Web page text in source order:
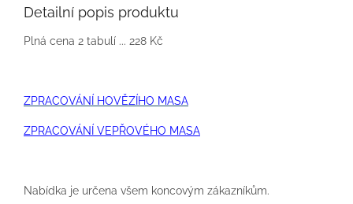
Detailní popis produktu
Plná cena 2 tabulí ... 228 Kč
ZPRACOVÁNÍ HOVĚZÍHO MASA
ZPRACOVÁNÍ VEPŘOVÉHO MASA
Nabídka je určena všem koncovým zákazníkům.